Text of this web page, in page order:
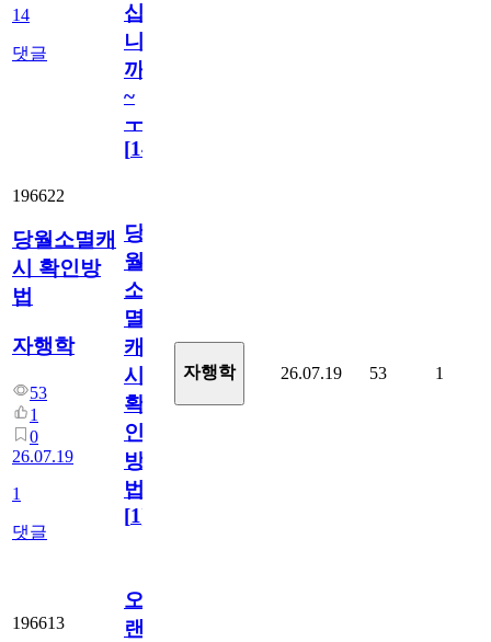
14
댓글
십
니
까
~
ㅜ
[14
196622
당월소멸캐
시 확인방
법
자행학
53
1
0
26.07.19
1
댓글
당
월
소
멸
캐
시
확
인
방
법
[1]
자행학 26.07.19 53 1
196613
오
랜